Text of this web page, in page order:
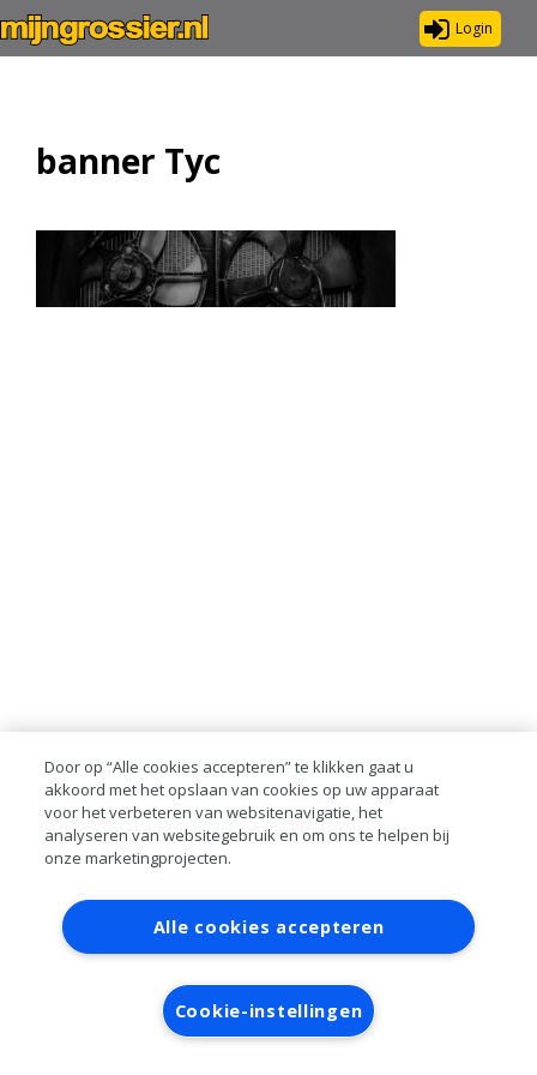
Login
banner Tyc
Contact Account aanvragen
Inloggen
RAI bestanden
Privacy
Algemene
voorwaarden
Verwerkersovereenkomst
Door op “Alle cookies accepteren” te klikken gaat u
akkoord met het opslaan van cookies op uw apparaat
voor het verbeteren van websitenavigatie, het
analyseren van websitegebruik en om ons te helpen bij
onze marketingprojecten.
Alle cookies accepteren
Cookie-instellingen